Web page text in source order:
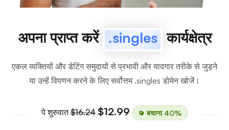
अपना प्राप्त करें .singles कार्यक्षेत्र
एकल व्यक्तियों और डेटिंग समुदायों से प्रभावी और यादगार तरीके से जुड़ने
या उन्हें विपणन करने के लिए सर्वोत्तम .singles डोमेन खोजें।
पे शुरुवात$16.24 $12.99 बचाना 40%